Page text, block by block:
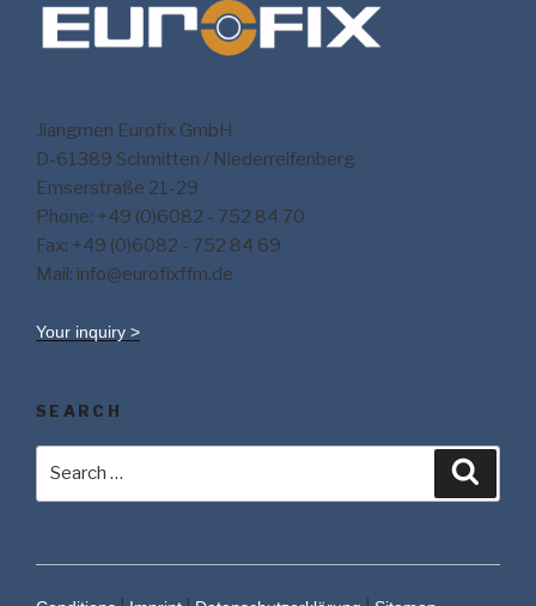
Jiangmen Eurofix GmbH
D-61389 Schmitten / Niederreifenberg
Emserstraße 21-29
Phone: +49 (0)6082 - 752 84 70
Fax: +49 (0)6082 - 752 84 69
Mail: info@eurofixffm.de
Your inquiry >
SEARCH